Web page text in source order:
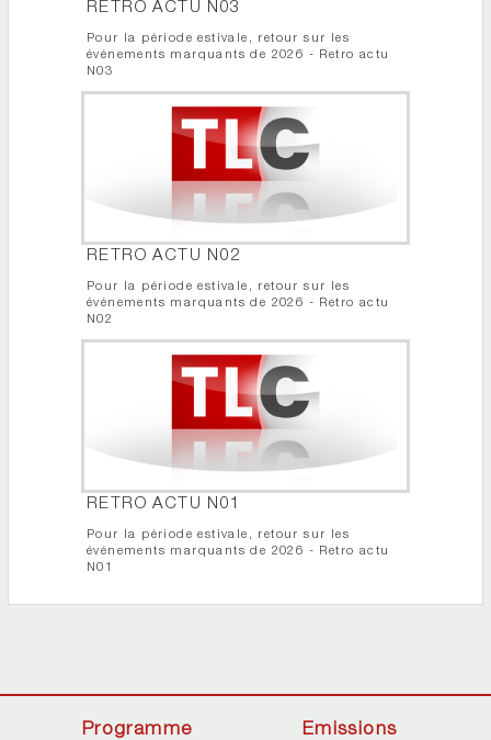
RETRO ACTU N03
Pour la période estivale, retour sur les
événements marquants de 2026 - Retro actu
N03
RETRO ACTU N02
Pour la période estivale, retour sur les
événements marquants de 2026 - Retro actu
N02
RETRO ACTU N01
Pour la période estivale, retour sur les
événements marquants de 2026 - Retro actu
N01
Programme Emissions